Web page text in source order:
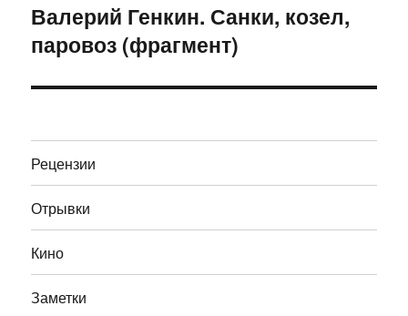
Следующая
запись:
Валерий Генкин. Санки, козел,
паровоз (фрагмент)
Рецензии
Отрывки
Кино
Заметки